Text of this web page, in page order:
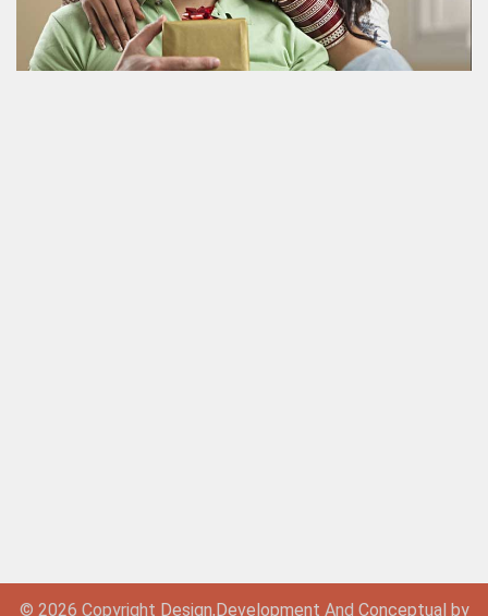
© 2026 Copyright Design,Development And Conceptual by